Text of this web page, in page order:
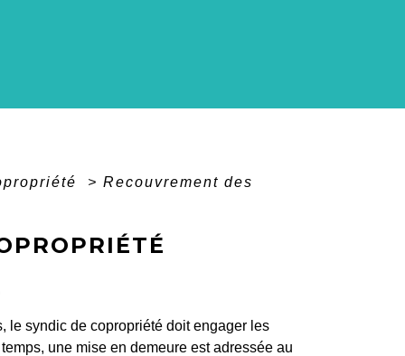
> Recouvrement des
le syndic de copropriété doit engager les
une mise en demeure est adressée au